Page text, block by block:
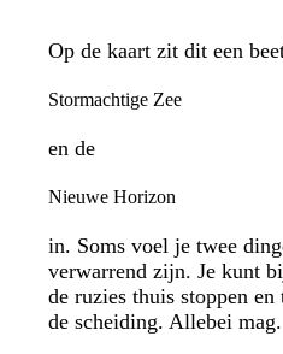
Op de kaart zit dit een
Stormachtige Zee
en de
Nieuwe Horizon
in. Soms voel je twee
verwarrend zijn. Je kunt
de ruzies thuis stoppen
de scheiding. Allebei mag.